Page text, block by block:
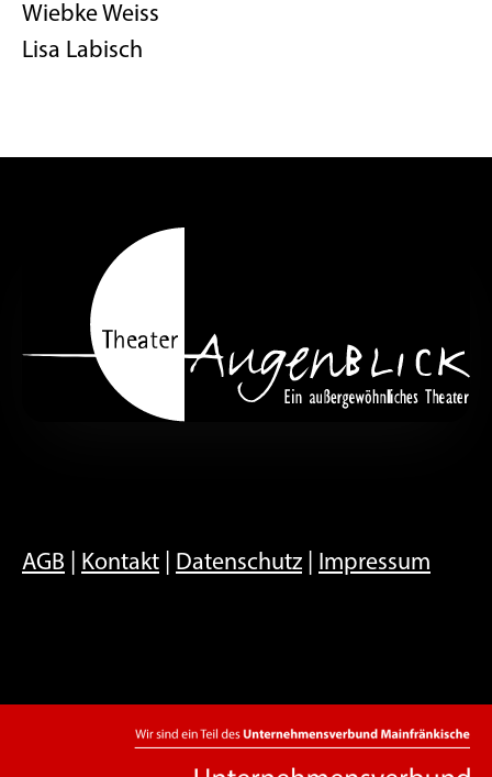
Wiebke Weiss
Lisa Labisch
AGB Kontakt Datenschutz Impressum